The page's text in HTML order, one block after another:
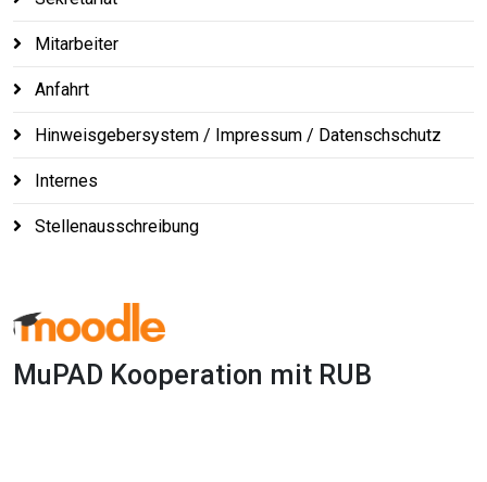
Mitarbeiter
Anfahrt
Hinweisgebersystem / Impressum / Datenschschutz
Internes
Stellenausschreibung
MuPAD Kooperation mit RUB